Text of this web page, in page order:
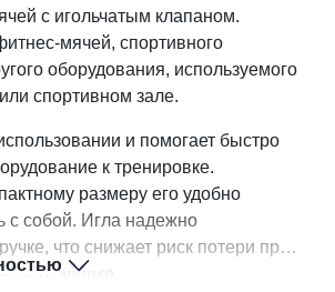
с игольчатым клапаном.
мячей, спортивного
оборудования, используемого
спортивном зале.
и помогает быстро
к тренировке.
размеру его удобно
с собой. Игла надежно
что снижает риск потери при